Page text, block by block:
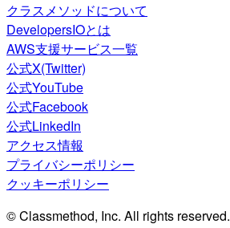
クラスメソッドについて
DevelopersIOとは
AWS支援サービス一覧
公式X(Twitter)
公式YouTube
公式Facebook
公式LinkedIn
アクセス情報
プライバシーポリシー
クッキーポリシー
© Classmethod, Inc. All rights reserved.